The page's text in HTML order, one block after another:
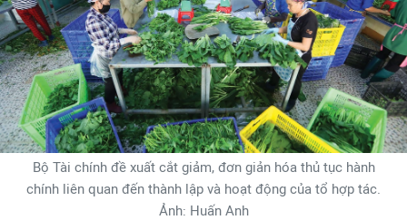
Bộ Tài chính đề xuất cắt giảm, đơn giản hóa thủ tục hành
chính liên quan đến thành lập và hoạt động của tổ hợp tác.
Ảnh: Huấn Anh